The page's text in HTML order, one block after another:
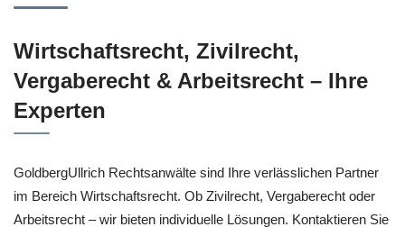
Wirtschaftsrecht, Zivilrecht,
Vergaberecht & Arbeitsrecht – Ihre
Experten
GoldbergUllrich Rechtsanwälte sind Ihre verlässlichen Partner
im Bereich Wirtschaftsrecht. Ob Zivilrecht, Vergaberecht oder
Arbeitsrecht – wir bieten individuelle Lösungen. Kontaktieren Sie